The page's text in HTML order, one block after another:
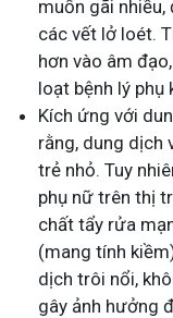
muốn gãi nhiều,
các vết lở loét.
hơn vào âm
loạt bệnh lý phụ
Kích ứng với
rằng, dung dịch
trẻ nhỏ. Tuy
phụ nữ trên thị
chất tẩy rửa
(mang tính
dịch trôi nổi,
gây ảnh hưởng